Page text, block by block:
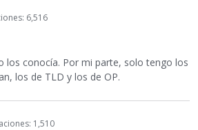
6,516
los conocía. Por mi parte, solo tengo los
los de TLD y los de OP.
1,510